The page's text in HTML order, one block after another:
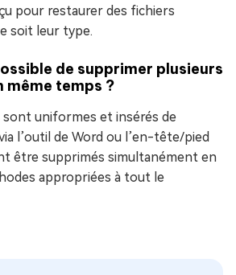
pour restaurer des fichiers
soit leur type.
de supprimer plusieurs
même temps ?
sont uniformes et insérés de
l’outil de Word ou l’en-tête/pied
être supprimés simultanément en
appropriées à tout le